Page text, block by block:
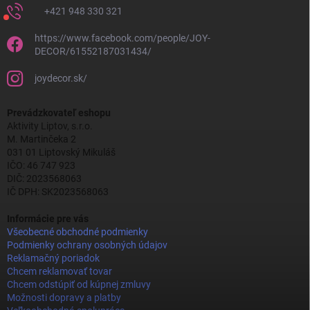
+421 948 330 321
https://www.facebook.com/people/JOY-
DECOR/61552187031434/
joydecor.sk/
Prevádzkovateľ eshopu
Aktivity Liptov, s.r.o.
M. Martinčeka 2
031 01 Liptovský Mikuláš
IČO: 46 747 923
DIČ: 2023568063
IČ DPH: SK2023568063
Informácie pre vás
Všeobecné obchodné podmienky
Podmienky ochrany osobných údajov
Reklamačný poriadok
Chcem reklamovať tovar
Chcem odstúpiť od kúpnej zmluvy
Možnosti dopravy a platby